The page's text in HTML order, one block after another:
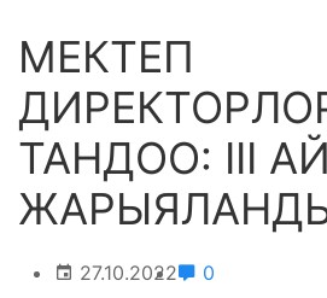
МЕКТЕП
ТАНДОО: III
27.10.2022 0